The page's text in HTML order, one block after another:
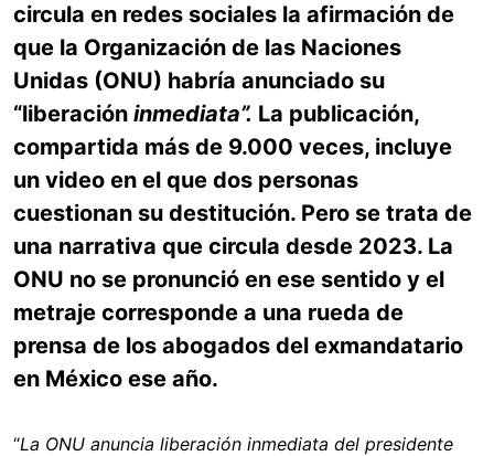
circula en redes sociales la afirmación de
que la Organización de las Naciones
Unidas (ONU) habría anunciado su
“liberación inmediata”. La publicación,
compartida más de 9.000 veces, incluye
un video en el que dos personas
cuestionan su destitución. Pero se trata de
una narrativa que circula desde 2023. La
ONU no se pronunció en ese sentido y el
metraje corresponde a una rueda de
prensa de los abogados del exmandatario
en México ese año.
“La ONU anuncia liberación inmediata del presidente